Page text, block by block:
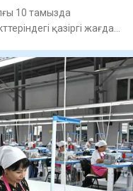
10 тамызда
қазіргі жағдай